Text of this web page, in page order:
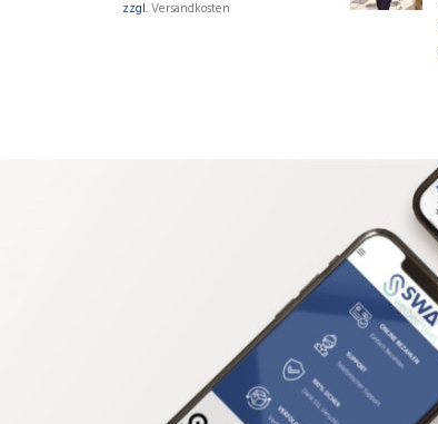
zzgl.Versandkosten